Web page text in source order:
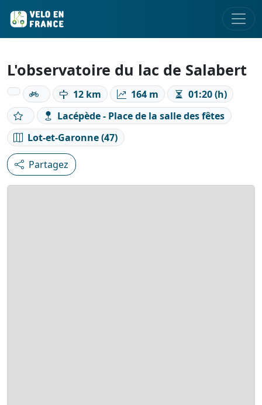
L'observatoire du lac de Salabert
12 km 164 m
01:20 (h)
Lacépède - Place de la salle des fêtes
Lot-et-Garonne (47)
Partagez